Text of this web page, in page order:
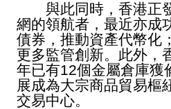
與此同時，香港正發
網的領航者，最近亦成
債券，推動資產代幣化
更多監管創新。此外，
年已有12個金屬倉庫獲
展成為大宗商品貿易樞
交易中心。